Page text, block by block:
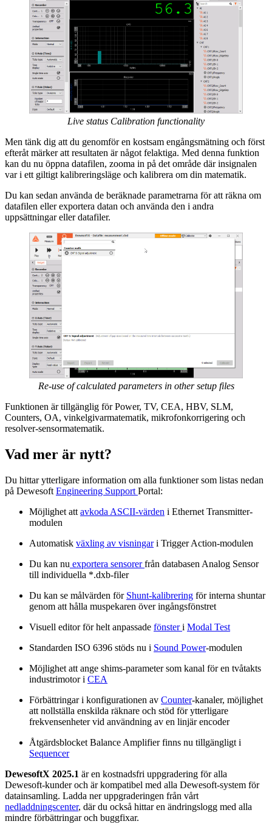
Live status Calibration functionality
Men tänk dig att du genomför en kostsam engångsmätning och först
efteråt märker att resultaten är något felaktiga. Med denna funktion
kan du nu öppna datafilen, zooma in på det område där insignalen
var i ett giltigt kalibreringsläge och kalibrera om din matematik.
Du kan sedan använda de beräknade parametrarna för att räkna om
datafilen eller exportera datan och använda den i andra
uppsättningar eller datafiler.
Re-use of calculated parameters in other setup files
Funktionen är tillgänglig för Power, TV, CEA, HBV, SLM,
Counters, OA, vinkelgivarmatematik, mikrofonkorrigering och
resolver-sensormatematik.
Vad mer är nytt?
Du hittar ytterligare information om alla funktioner som listas nedan
på Dewesoft Engineering Support Portal:
Möjlighet att avkoda ASCII-värden i Ethernet Transmitter-
modulen
Automatisk växling av visningari Trigger Action-modulen
Du kan nu exportera sensorerfrån databasen Analog Sensor
till individuella *.dxb-filer
Du kan se målvärden för Shunt-kalibrering för interna shuntar
genom att hålla muspekaren över ingångsfönstret
Visuell editor för helt anpassade fönsteri Modal Test
Standarden ISO 6396 stöds nu i Sound Power-modulen
Möjlighet att ange shims-parameter som kanal för en tvåtakts
industrimotor i CEA
Förbättringar i konfigurationen av Counter-kanaler, möjlighet
att nollställa enskilda räknare och stöd för ytterligare
frekvensenheter vid användning av en linjär encoder
Åtgärdsblocket Balance Amplifier finns nu tillgängligt i
Sequencer
DewesoftX 2025.1 är en kostnadsfri uppgradering för alla
Dewesoft-kunder och är kompatibel med alla Dewesoft-system för
datainsamling. Ladda ner uppgraderingen från vårt
nedladdningscenter, där du också hittar en ändringslogg med alla
mindre förbättringar och buggfixar.